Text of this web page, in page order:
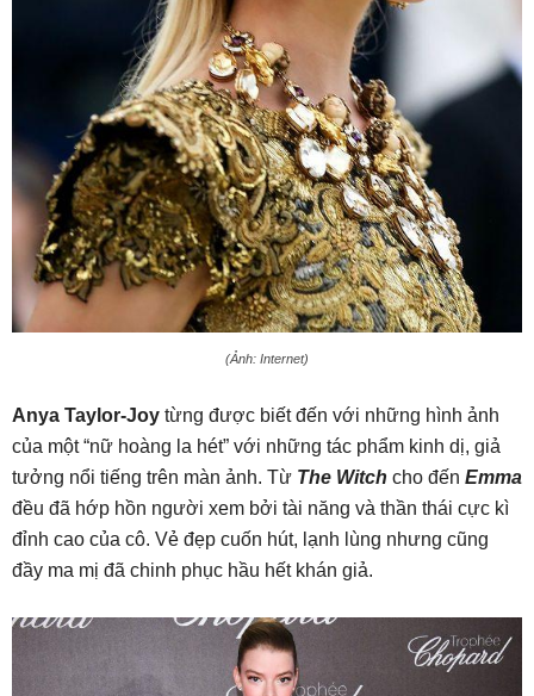
(Ảnh: Internet)
Anya Taylor-Joy từng được biết đến với những hình ảnh
của một “nữ hoàng la hét” với những tác phẩm kinh dị, giả
tưởng nổi tiếng trên màn ảnh. Từ The Witch cho đến Emma
đều đã hớp hồn người xem bởi tài năng và thần thái cực kì
đỉnh cao của cô. Vẻ đẹp cuốn hút, lạnh lùng nhưng cũng
đầy ma mị đã chinh phục hầu hết khán giả.